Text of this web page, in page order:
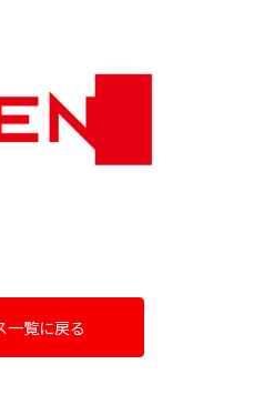
一覧に戻る